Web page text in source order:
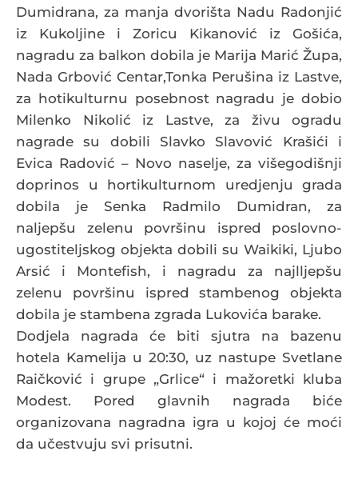
Dumidrana, za manja dvorišta Nadu Radonjić
iz Kukoljine i Zoricu Kikanović iz Gošića,
nagradu za balkon dobila je Marija Marić Župa,
Nada Grbović Centar,Tonka Perušina iz Lastve,
za hotikulturnu posebnost nagradu je dobio
Milenko Nikolić iz Lastve, za živu ogradu
nagrade su dobili Slavko Slavović Krašići i
Evica Radović – Novo naselje, za višegodišnji
doprinos u hortikulturnom uredjenju grada
dobila je Senka Radmilo Dumidran, za
naljepšu zelenu površinu ispred poslovno-
ugostiteljskog objekta dobili su Waikiki, Ljubo
Arsić i Montefish, i nagradu za najlljepšu
zelenu površinu ispred stambenog objekta
dobila je stambena zgrada Lukovića barake.
Dodjela nagrada će biti sjutra na bazenu
hotela Kamelija u 20:30, uz nastupe Svetlane
Raičković i grupe „Grlice“ i mažoretki kluba
Modest. Pored glavnih nagrada biće
organizovana nagradna igra u kojoj će moći
da učestvuju svi prisutni.